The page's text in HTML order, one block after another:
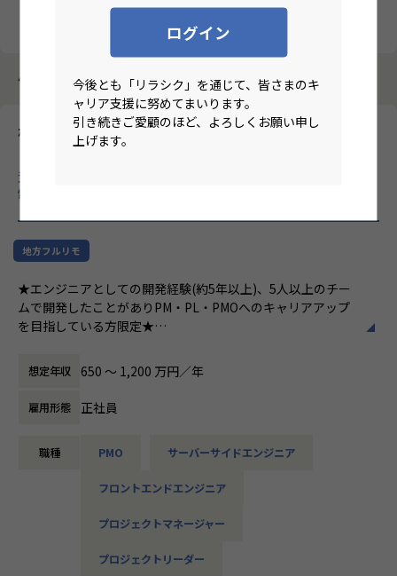
ログイン
今後とも「リラシク」を通じて、皆さまのキ
ャリア支援に努めてまいります。
引き続きご愛顧のほど、よろしくお願い申し
上げます。
4184件中 3331件～3340件
株式会社イズム
還元×案件選択制/平均年収103万円アップ/平均残業時間7h/教育
制度充実/副業可
地方フルリモ
★エンジニアとしての開発経験(約5年以上)、5人以上のチー
ムで開発したことがありPM・PL・PMOへのキャリアアップ
を目指している方限定★
《SEからPMへキャリアアップ！年間目標を定め計画的なス
キルアップ・給与アップを実現》
SEを長年対応するも下請け案件の為に、要件定義やPL,PM経
験が積めないエンジニアやメンバー数名の小さな案件しか経
ているエンジニアは多いのではないでしょうか？
イズムは商流を浅くし単価を上げて給与を上げる！を掲げ、
と、段階的にステップアップする方針をとっていることが特
想定年収 650 〜 1,200 万円／年
雇用形態 正社員
職種 PMO サーバーサイドエンジニア
フロントエンドエンジニア
プロジェクトマネージャー
プロジェクトリーダー